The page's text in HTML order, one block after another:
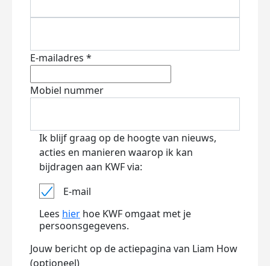
E-mailadres *
Mobiel nummer
Ik blijf graag op de hoogte van nieuws,
acties en manieren waarop ik kan
bijdragen aan KWF via:
E-mail
Lees hier hoe KWF omgaat met je
persoonsgegevens.
Jouw bericht op de actiepagina van Liam How
(optioneel)